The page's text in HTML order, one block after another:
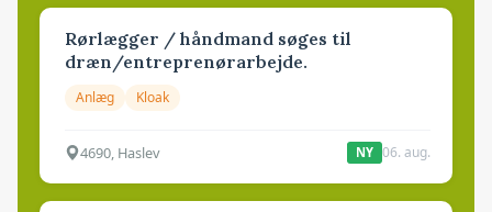
Rørlægger / håndmand søges til
dræn/entreprenørarbejde.
Anlæg Kloak
4690, Haslev NY 06. aug.